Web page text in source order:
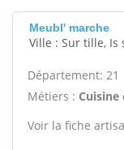
Meubl' marche
Ville : Sur tille, Is
Département: 21
Métiers : Cuisine
Voir la fiche